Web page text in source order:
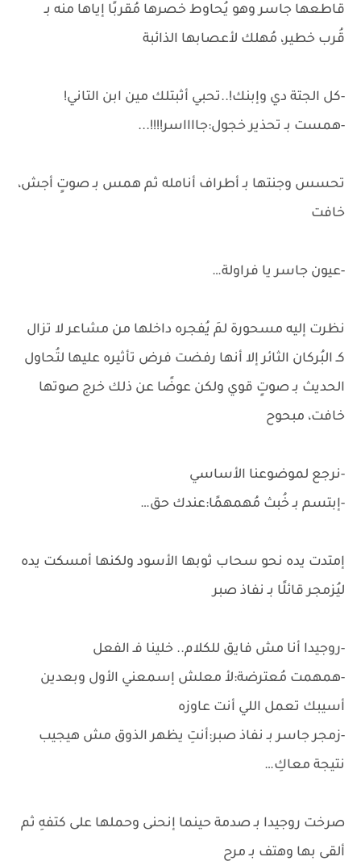
قاطعها جاسر وهو يُحاوط خصرها مُقربًا إياها منه بـ
قُرب خطير، مُهلك لأعصابها الذائبة
-كل الجتة دي وإبنك!..تحبي أثبتلك مين ابن التاني!
-همست بـ تحذير خجول:جااااسر!!!!...
تحسس وجنتها بـ أطراف أنامله ثم همس بـ صوتٍ أجش،
خافت
-عيون جاسر يا فراولة…
نظرت إليه مسحورة لمَ يُفجره داخلها من مشاعر لا تزال
كـ البُركان الثائر إلا أنها رفضت فرض تأثيره عليها لتُحاول
الحديث بـ صوتٍ قوي ولكن عوضًا عن ذلك خرج صوتها
خافت، مبحوح
-نرجع لموضوعنا الأساسي
-إبتسم بـ خُبث مُهمهمًا:عندك حق…
إمتدت يده نحو سحاب ثوبها الأسود ولكنها أمسكت يده
ليُزمجر قائلًا بـ نفاذ صبر
-روجيدا أنا مش فايق للكلام.. خلينا فـ الفعل
-همهمت مُعترضة:لأ معلش إسمعني الأول وبعدين
أسيبك تعمل اللي أنت عاوزه
-زمجر جاسر بـ نفاذ صبر:أنتِ يظهر الذوق مش هيجيب
نتيجة معاكِ…
صرخت روجيدا بـ صدمة حينما إنحنى وحملها على كتفهِ ثم
ألقى بها وهتف بـ مرح